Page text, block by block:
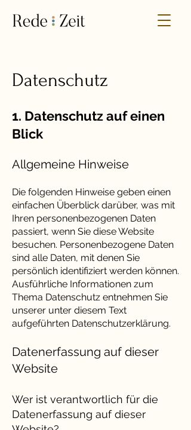
Datenschutz
1. Datenschutz auf einen
Blick
Allgemeine Hinweise
Die folgenden Hinweise geben einen
einfachen Überblick darüber, was mit
Ihren personenbezogenen Daten
passiert, wenn Sie diese Website
besuchen. Personenbezogene Daten
sind alle Daten, mit denen Sie
persönlich identifiziert werden können.
Ausführliche Informationen zum
Thema Datenschutz entnehmen Sie
unserer unter diesem Text
aufgeführten Datenschutzerklärung.
Datenerfassung auf dieser
Website
Wer ist verantwortlich für die
Datenerfassung auf dieser